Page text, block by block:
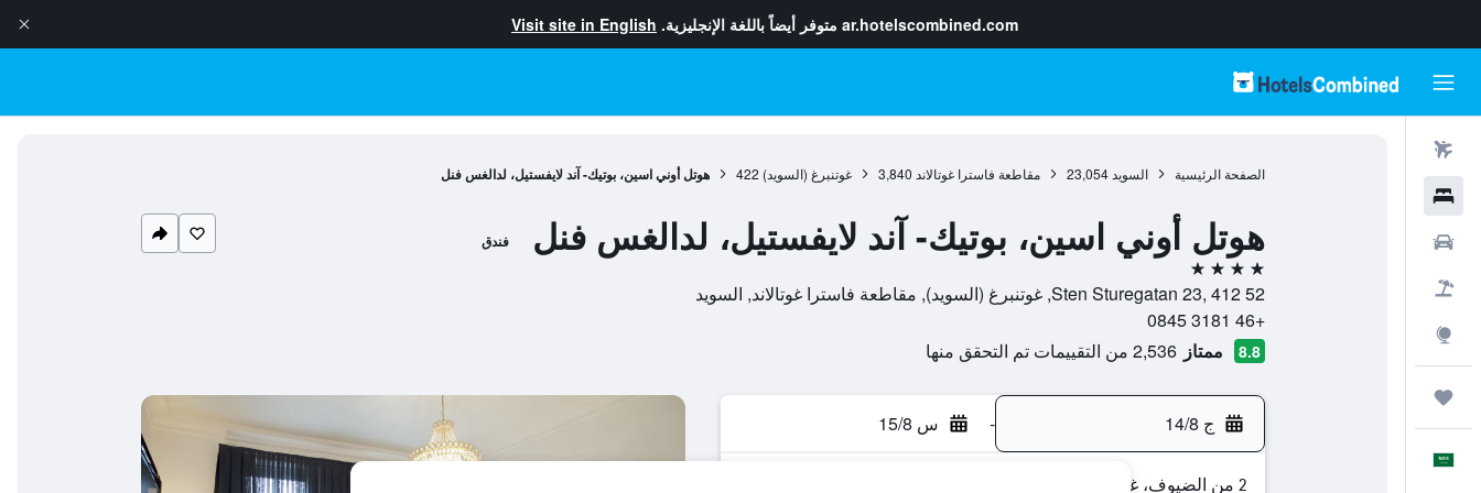
ar.hotelscombined.com متوفر أيضاً باللغة الإنجليزية. Visit site in English
الصفحة الرئيسية السويد 23,054 مقاطعة فاسترا غوتالاند 3,840 غوتنبرغ (السويد) 422 هوتل أوني اسين، بوتيك- آند لايفستيل، لدالغس فنل
هوتل أوني اسين، بوتيك- آند لايفستيل، لدالغس فنل فندق
4 نجوم
Sten Sturegatan 23, 412 52, غوتنبرغ (السويد), مقاطعة فاسترا غوتالاند, السويد
+46 3181 0845
8.8 ممتاز 2,536 من التقييمات تم التحقق منها
ج 14/8 - س 15/8
2 من الضيوف، غرفة واحدة